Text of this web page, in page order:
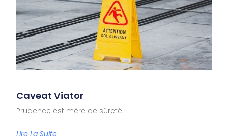
Caveat Viator
Prudence est mère de sûreté
Lire La Suite